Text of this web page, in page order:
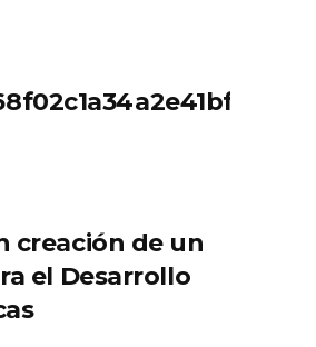
creación de un
el Desarrollo